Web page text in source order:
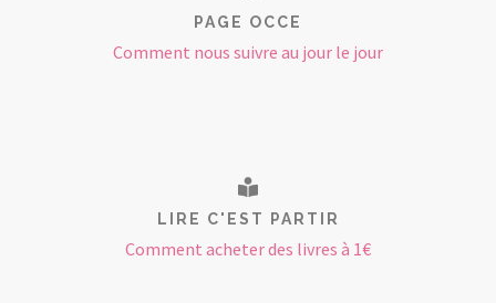
PAGE OCCE
Comment nous suivre au jour le jour
LIRE C'EST PARTIR
Comment acheter des livres à 1€